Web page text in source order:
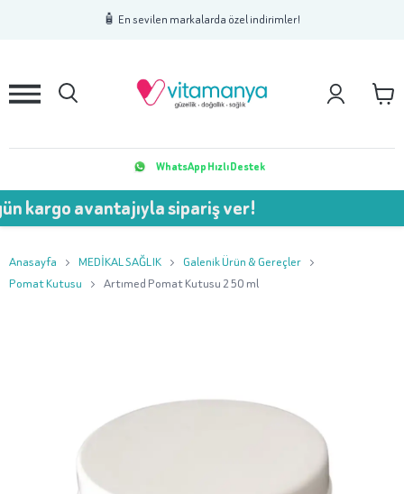
🧴 En sevilen markalarda özel indirimler!
2 3
WhatsApp Hızlı Destek
kargo avantajıyla sipariş ver!
Anasayfa MEDİKAL SAĞLIK
Galenik Ürün & Gereçler
Pomat Kutusu
Artımed Pomat Kutusu 250 ml